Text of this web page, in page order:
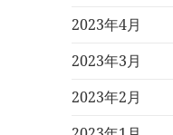
2023年4月
2023年3月
2023年2月